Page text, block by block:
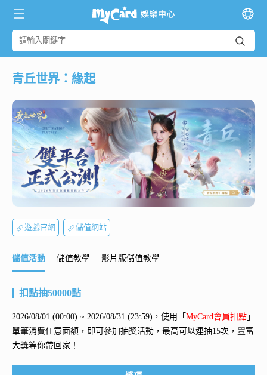
青丘世界：緣起
遊戲官網 儲值網站
儲值活動 儲值教學 影片版儲值教學
扣點抽50000點
2026/08/01 (00:00) ~ 2026/08/31 (23:59)，使用「 MyCard會員扣點 」
單筆消費任意面額，即可參加抽獎活動，最高可以連抽15次，豐富
大獎等你帶回家！